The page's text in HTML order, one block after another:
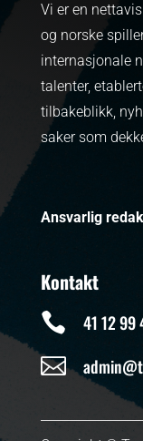
Vi er en
og norske
internasjonale
talenter,
tilbakeblikk,
saker som
Ansvarlig
Kontakt
 41 12 99
